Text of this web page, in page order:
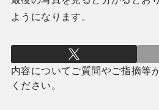
ようになります。
内容についてご質問やご指摘等
ください。